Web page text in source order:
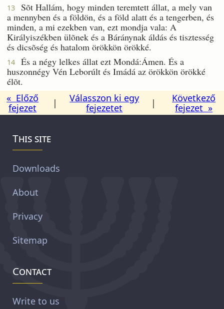
13
Sõt Hallám, hogy minden teremtett állat, a mely van
a mennyben és a földön, és a föld alatt és a tengerben, és
minden, a mi ezekben van, ezt mondja vala: A
Királyiszékben ülõnek és a Báránynak áldás és tisztesség
és dicsõség és hatalom örökkön örökké.
14
És a négy lelkes állat ezt Mondá:Ámen. És a
huszonnégy Vén Leborúlt és Imádá az örökkön örökké
élõt.
« Előző
fejezet
|
Válasszon ki egy
fejezetet
|
Következő
fejezet »
This site
Downloads
About
Privacy
Sitemap
Contact
Write to us